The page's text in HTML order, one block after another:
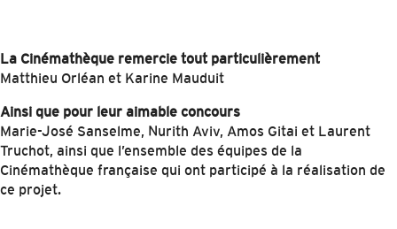
La Cinémathèque remercie tout particulièrement
Matthieu Orléan et Karine Mauduit
Ainsi que pour leur aimable concours
Marie-José Sanselme, Nurith Aviv, Amos Gitai et Laurent
Truchot, ainsi que l’ensemble des équipes de la
Cinémathèque française qui ont participé à la réalisation de
ce projet.